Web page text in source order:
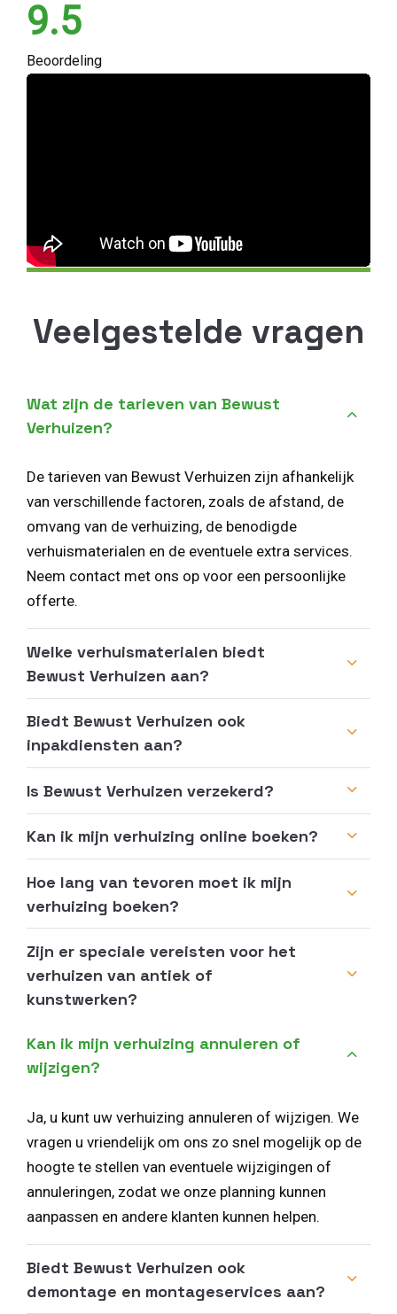
9.5
Beoordeling
Veelgestelde vragen
Wat zijn de tarieven van Bewust
Verhuizen?
De tarieven van Bewust Verhuizen zijn afhankelijk
van verschillende factoren, zoals de afstand, de
omvang van de verhuizing, de benodigde
verhuismaterialen en de eventuele extra services.
Neem contact met ons op voor een persoonlijke
offerte.
Welke verhuismaterialen biedt
Bewust Verhuizen aan?
Biedt Bewust Verhuizen ook
inpakdiensten aan?
Is Bewust Verhuizen verzekerd?
Kan ik mijn verhuizing online boeken?
Hoe lang van tevoren moet ik mijn
verhuizing boeken?
Zijn er speciale vereisten voor het
verhuizen van antiek of
kunstwerken?
Kan ik mijn verhuizing annuleren of
wijzigen?
Ja, u kunt uw verhuizing annuleren of wijzigen. We
vragen u vriendelijk om ons zo snel mogelijk op de
hoogte te stellen van eventuele wijzigingen of
annuleringen, zodat we onze planning kunnen
aanpassen en andere klanten kunnen helpen.
Biedt Bewust Verhuizen ook
demontage en montageservices aan?